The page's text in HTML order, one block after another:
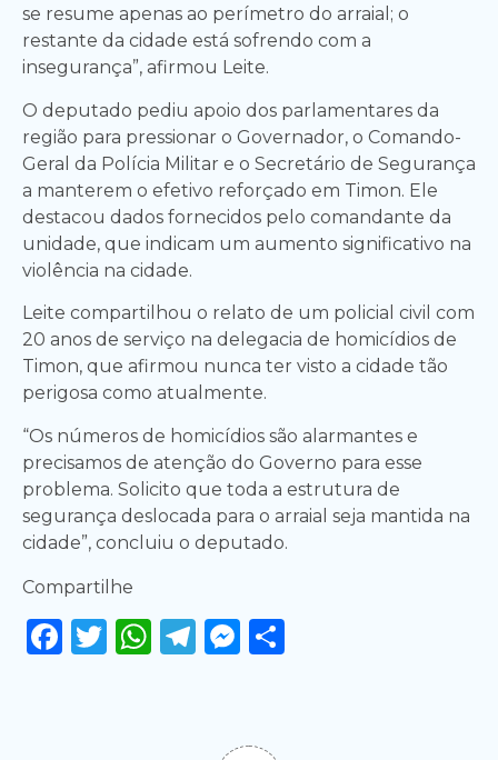
se resume apenas ao perímetro do arraial; o
restante da cidade está sofrendo com a
insegurança”, afirmou Leite.
O deputado pediu apoio dos parlamentares da
região para pressionar o Governador, o Comando-
Geral da Polícia Militar e o Secretário de Segurança
a manterem o efetivo reforçado em Timon. Ele
destacou dados fornecidos pelo comandante da
unidade, que indicam um aumento significativo na
violência na cidade.
Leite compartilhou o relato de um policial civil com
20 anos de serviço na delegacia de homicídios de
Timon, que afirmou nunca ter visto a cidade tão
perigosa como atualmente.
“Os números de homicídios são alarmantes e
precisamos de atenção do Governo para esse
problema. Solicito que toda a estrutura de
segurança deslocada para o arraial seja mantida na
cidade”, concluiu o deputado.
Compartilhe
Facebook
Twitter
WhatsApp
Telegram
Messenger